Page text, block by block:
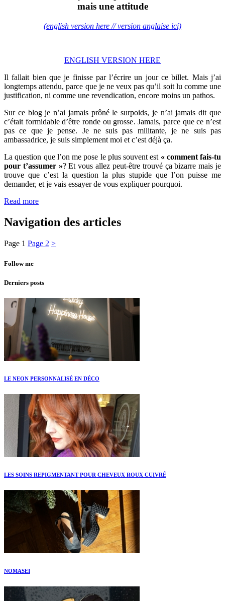
mais une attitude
(english version here // version anglaise ici)
ENGLISH VERSION HERE
Il fallait bien que je finisse par l’écrire un jour ce billet. Mais j’ai
longtemps attendu, parce que je ne veux pas qu’il soit lu comme une
justification, ni comme une revendication, encore moins un pathos.
Sur ce blog je n’ai jamais prôné le surpoids, je n’ai jamais dit que
c’était formidable d’être ronde ou grosse. Jamais, parce que ce n’est
pas ce que je pense. Je ne suis pas militante, je ne suis pas
ambassadrice, je suis simplement moi et c’est déjà ça.
La question que l’on me pose le plus souvent est « comment fais-tu
pour t’assumer »? Et vous allez peut-être trouvé ça bizarre mais je
trouve que c’est la question la plus stupide que l’on puisse me
demander, et je vais essayer de vous expliquer pourquoi.
Read more
Navigation des articles
Page 1 Page 2 >
Follow me
Derniers posts
LE NEON PERSONNALISÉ EN DÉCO
LES SOINS REPIGMENTANT POUR CHEVEUX ROUX CUIVRÉ
NOMASEI